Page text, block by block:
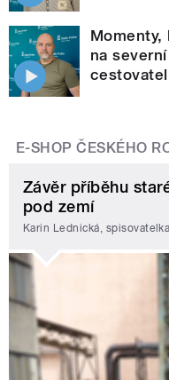
Momenty,
na
E-SHOP ČESKÉHO
Závěr příběhu
pod zemí
Karin Lednická, spisovatelka